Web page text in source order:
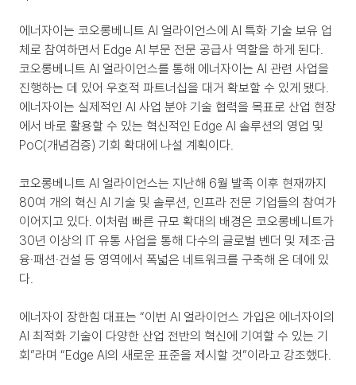
에너자이는 코오롱베니트 AI 얼라이언스에 AI 특화 기술 보유 업
체로 참여하면서 Edge AI 부문 전문 공급사 역할을 하게 된다.
코오롱베니트 AI 얼라이언스를 통해 에너자이는 AI 관련 사업을
진행하는 데 있어 우호적 파트너십을 대거 확보할 수 있게 됐다.
에너자이는 실제적인 AI 사업 분야 기술 협력을 목표로 산업 현장
에서 바로 활용할 수 있는 혁신적인 Edge AI 솔루션의 영업 및
PoC(개념검증) 기회 확대에 나설 계획이다.
코오롱베니트 AI 얼라이언스는 지난해 6월 발족 이후 현재까지
80여 개의 혁신 AI 기술 및 솔루션, 인프라 전문 기업들의 참여가
이어지고 있다. 이처럼 빠른 규모 확대의 배경은 코오롱베니트가
30년 이상의 IT 유통 사업을 통해 다수의 글로벌 벤더 및 제조·금
융·패션·건설 등 영역에서 폭넓은 네트워크를 구축해 온 데에 있
다.
에너자이 장한힘 대표는 “이번 AI 얼라이언스 가입은 에너자이의
AI 최적화 기술이 다양한 산업 전반의 혁신에 기여할 수 있는 기
회”라며 “Edge AI의 새로운 표준을 제시할 것”이라고 강조했다.